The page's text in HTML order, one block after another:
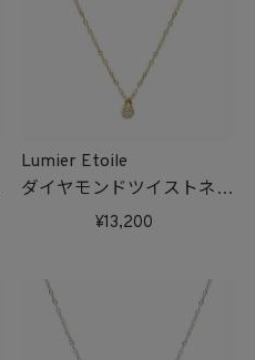
Lumier Etoile
ダイヤモンドツイストネッ
クレス(ゴールド)
13,200